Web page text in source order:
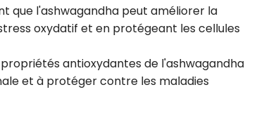
que l'ashwagandha peut améliorer la
oxydatif et en protégeant les cellules
propriétés antioxydantes de l'ashwagandha
et à protéger contre les maladies